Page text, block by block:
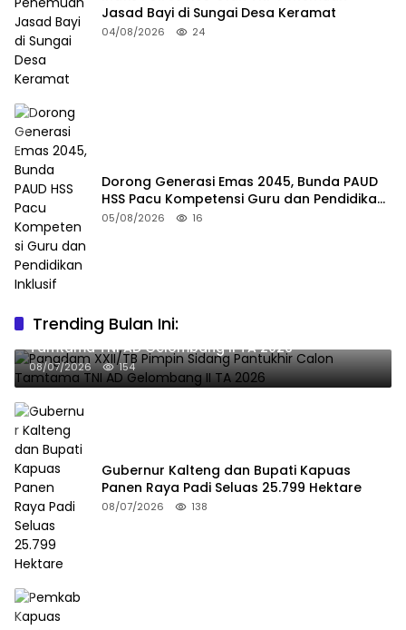
Jasad Bayi di Sungai Desa Keramat
04/08/2026 24
Dorong Generasi Emas 2045, Bunda PAUD
HSS Pacu Kompetensi Guru dan Pendidikan
Inklusif
05/08/2026 16
Trending Bulan Ini:
Pangdam XXII/TB Pimpin Sidang Pantukhir Calon
Tamtama TNI AD Gelombang II TA 2026
08/07/2026 154
Gubernur Kalteng dan Bupati Kapuas
Panen Raya Padi Seluas 25.799 Hektare
08/07/2026 138